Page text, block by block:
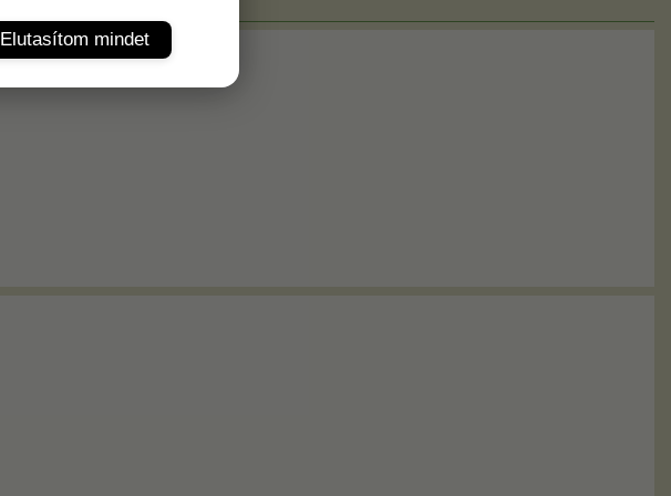
Elutasítom mindet